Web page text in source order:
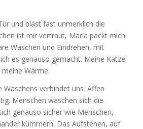
und bläst fast unmerklich die
ist mir vertraut, Maria packt mich
Waschen und Eindrehen, mit
es genauso gemacht. Meine Katze
Wärme.
Waschens verbindet uns. Affen
Menschen waschen sich die
genauso sicher wie Menschen,
kümmern. Das Aufstehen, auf